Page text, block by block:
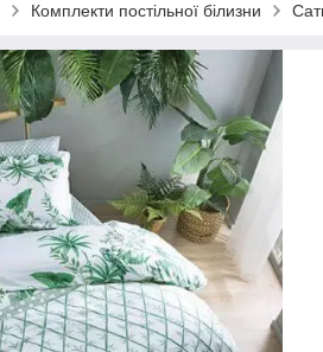
Комплекти постільної білизни